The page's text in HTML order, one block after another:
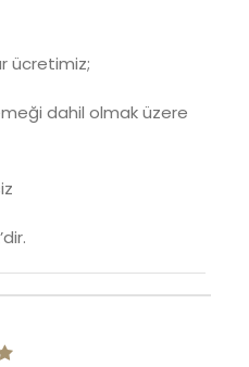
ücretimiz;
dahil olmak üzere